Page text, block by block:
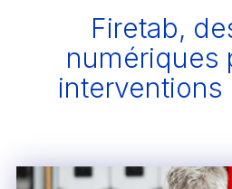
Firetab,
numériques